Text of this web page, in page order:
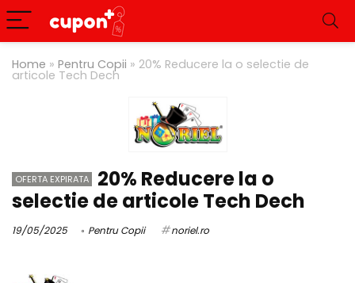
Home » Pentru Copii » 20% Reducere la o selectie de
articole Tech Dech
OFERTA EXPIRATA
20% Reducere la o
selectie de articole Tech Dech
19/05/2025 Pentru Copii noriel.ro